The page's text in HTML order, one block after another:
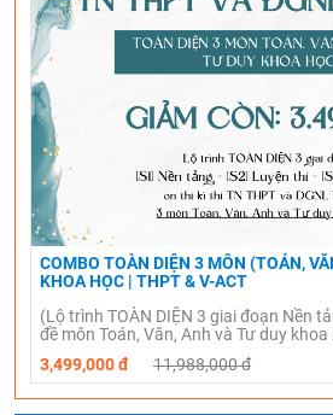
COMBO TOÀN DIỆN 3 MÔN (TOÁN,
KHOA HỌC | THPT & V-ACT
(Lộ trình TOÀN DIỆN 3 giai đoạn Nền
đề môn Toán, Văn, Anh và Tư duy khoa
3,499,000 đ
11,988,000 đ